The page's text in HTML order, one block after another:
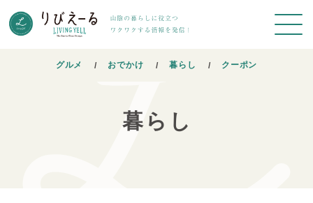
グルメ おでかけ 暮らし クーポン
暮らし